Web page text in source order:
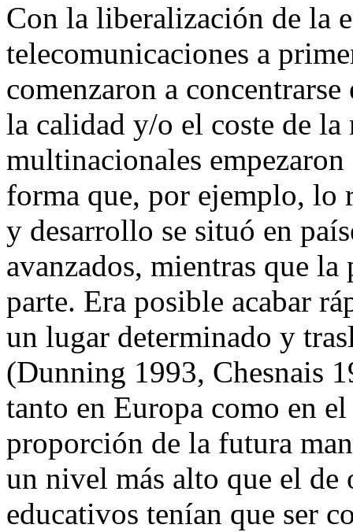
Con la liberalización de la
telecomunicaciones a
comenzaron a
la calidad y/o el coste de la
multinacionales
forma que, por ejemplo, lo
y desarrollo se situó en
avanzados, mientras que
parte. Era posible acabar
un lugar determinado y
(Dunning 1993, Chesnais
tanto en Europa como en
proporción de la futura
un nivel más alto que el de
educativos tenían que ser